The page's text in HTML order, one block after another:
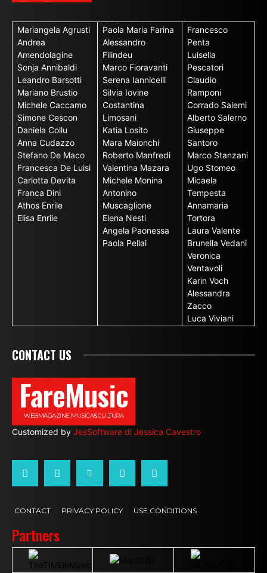
Mariangela Agrusti
Andrea
Amendolagine
Sonja Annibaldi
Leandro Barsotti
Mariano Brustio
Michele Caccamo
Simone Cescon
Daniela Collu
Anna Cudazzo
Stefano De Maco
Francesca De Luisi
Carlotta Devita
Franca Dini
Athos Enrile
Elisa Enrile
Paola Maria Farina
Alessandro
Filindeu
Marco Fioravanti
Serena Iannicelli
Silvia Iovine
Costantina
Limosani
Katia Losito
Mara Maionchi
Roberto Manfredi
Valentina Mazara
Michele Monina
Antonino
Muscaglione
Elena Nesti
Angela Paonessa
Paola Pellai
Francesco
Penta
Luisella
Pescatori
Claudio
Ramponi
Corrado Salemi
Alberto Salerno
Giuseppe
Santoro
Marco Stanzani
Ugo Stomeo
Micaela
Tempesta
Annamaria
Tortora
Laura Valente
Brunella Vedani
Veronica
Ventavoli
Karin Voch
Alessandra
Zacco
Luca Viviani
CONTACT US
FareMusic
WEBMAGAZINE MUSICA&CULTURA
Customized by JesSoftware di Jessica Cavestro
CONTACT PRIVACY POLICY USE CONDITIONS
Partners